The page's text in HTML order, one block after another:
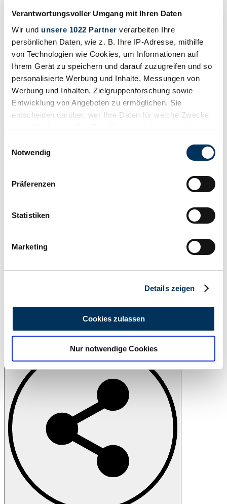
Verantwortungsvoller Umgang mit Ihren Daten
Wir und unsere 1022 Partner verarbeiten Ihre
persönlichen Daten, wie z. B. Ihre IP-Adresse, mithilfe
von Technologien wie Cookies, um Informationen auf
Ihrem Gerät zu speichern und darauf zuzugreifen und so
personalisierte Werbung und Inhalte, Messungen von
Werbung und Inhalten, Zielgruppenforschung sowie
Entwicklung von Angeboten zu ermöglichen. Sie
entscheiden darüber, wer Ihre Daten für welche Zwecke
nutzt. Sie können Ihre Einwilligung jederzeit über die
Trigger Symbol ändern oder widerrufen
Informationen über Ihre geografische Lage
können
bestimmten Merkmalen (Fingerprinting) identifizieren
Erfahren Sie mehr darüber, wie Ihre persönlichen Daten
analysieren. Außerdem geben wir Informationen zu Ihrer
Verwendung unserer Website an unsere Partner für
soziale Medien, Werbung und Analysen weiter. Unsere
Partner führen diese Informationen möglicherweise mit
weiteren Daten zusammen, die Sie ihnen bereitgestellt
haben oder die sie im Rahmen Ihrer Nutzung der Dienste
gesammelt haben. Datenschutzerklärung
Notwendig
Präferenzen
Statistiken
Marketing
Details zeigen
Cookies zulassen
Nur notwendige Cookies
Drucken